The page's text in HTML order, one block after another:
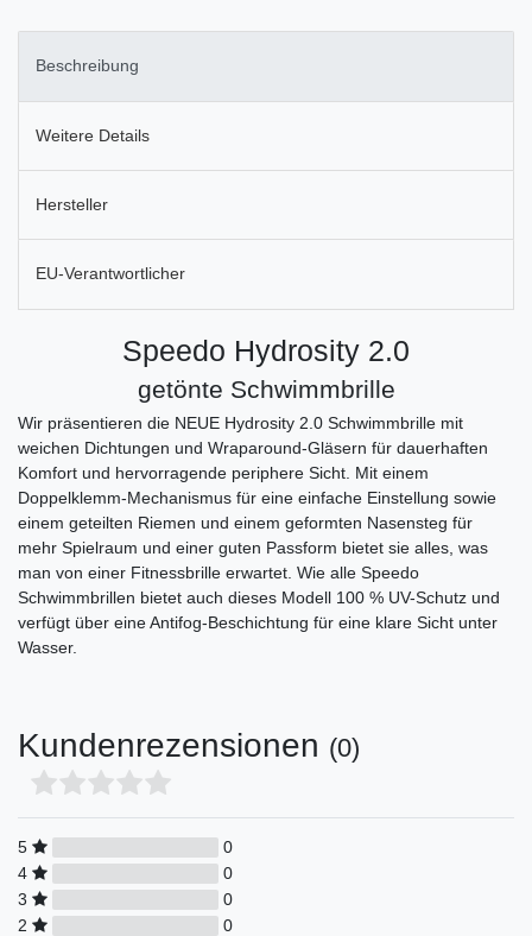
Beschreibung
Weitere Details
Hersteller
EU-Verantwortlicher
Speedo Hydrosity 2.0
getönte Schwimmbrille
Wir präsentieren die NEUE Hydrosity 2.0 Schwimmbrille mit
weichen Dichtungen und Wraparound-Gläsern für dauerhaften
Komfort und hervorragende periphere Sicht. Mit einem
Doppelklemm-Mechanismus für eine einfache Einstellung sowie
einem geteilten Riemen und einem geformten Nasensteg für
mehr Spielraum und einer guten Passform bietet sie alles, was
man von einer Fitnessbrille erwartet. Wie alle Speedo
Schwimmbrillen bietet auch dieses Modell 100 % UV-Schutz und
verfügt über eine Antifog-Beschichtung für eine klare Sicht unter
Wasser.
Kundenrezensionen (0)
5
0
4
0
3
0
2
0